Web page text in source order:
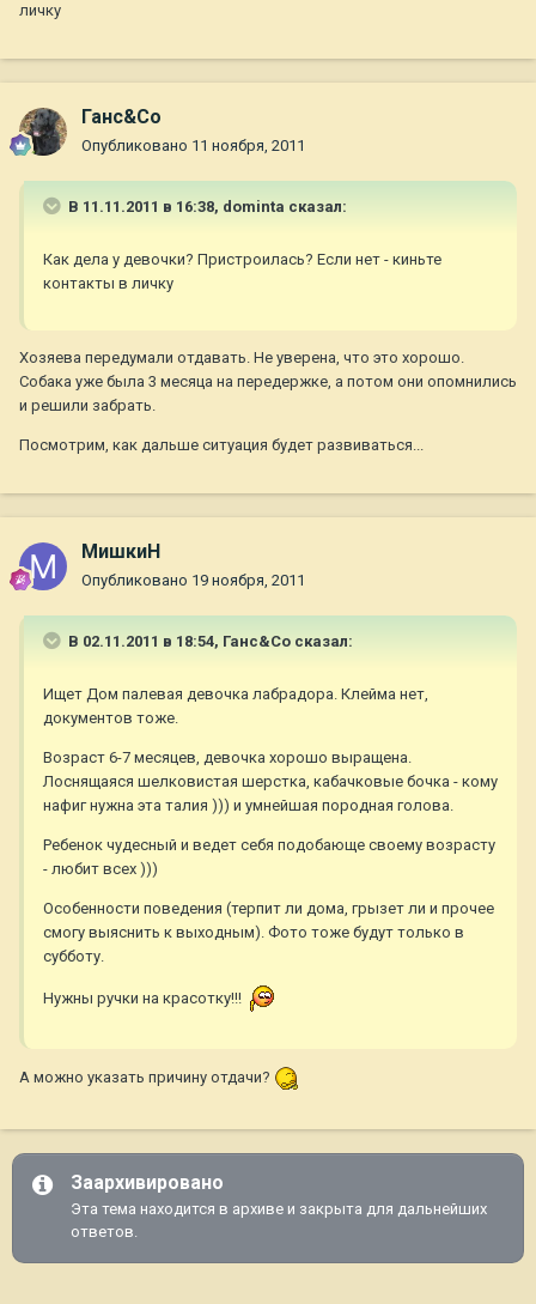
личку
Ганс&Co
Опубликовано 11 ноября, 2011
В 11.11.2011 в 16:38, dominta сказал:
Как дела у девочки? Пристроилась? Если нет - киньте
контакты в личку
Хозяева передумали отдавать. Не уверена, что это хорошо.
Собака уже была 3 месяца на передержке, а потом они опомнились
и решили забрать.
Посмотрим, как дальше ситуация будет развиваться...
МишкиН
Опубликовано 19 ноября, 2011
В 02.11.2011 в 18:54, Ганс&Co сказал:
Ищет Дом палевая девочка лабрадора. Клейма нет,
документов тоже.
Возраст 6-7 месяцев, девочка хорошо выращена.
Лоснящаяся шелковистая шерстка, кабачковые бочка - кому
нафиг нужна эта талия ))) и умнейшая породная голова.
Ребенок чудесный и ведет себя подобающе своему возрасту
- любит всех )))
Особенности поведения (терпит ли дома, грызет ли и прочее
смогу выяснить к выходным). Фото тоже будут только в
субботу.
Нужны ручки на красотку!!!
А можно указать причину отдачи?
Заархивировано
Эта тема находится в архиве и закрыта для дальнейших
ответов.